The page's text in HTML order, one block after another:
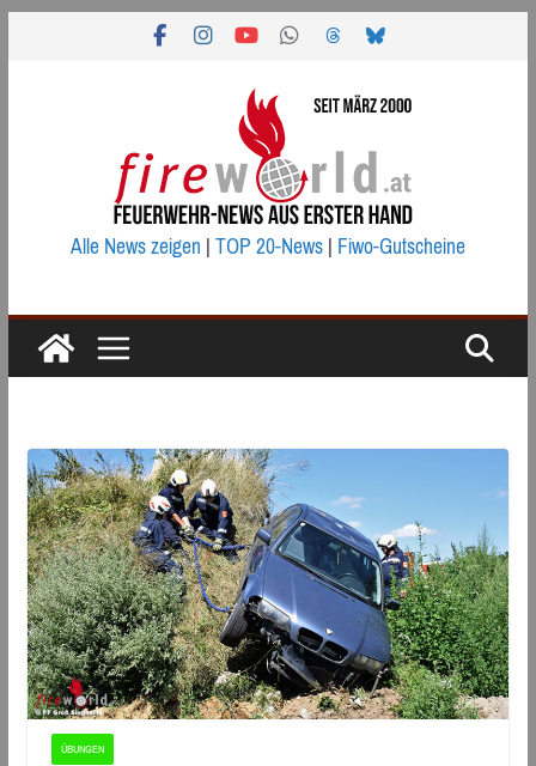
Alle News zeigen|TOP 20-News|Fiwo-Gutscheine
ÜBUNGEN